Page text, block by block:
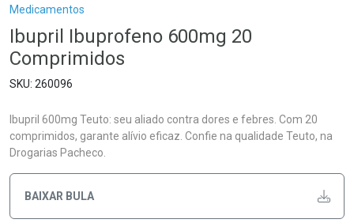
Breadcrumb
Medicamentos
Ibupril Ibuprofeno 600mg 20
Comprimidos
260096
Ibupril 600mg Teuto: seu aliado contra dores e febres. Com 20
comprimidos, garante alívio eficaz. Confie na qualidade Teuto, na
Drogarias Pacheco.
BAIXAR BULA